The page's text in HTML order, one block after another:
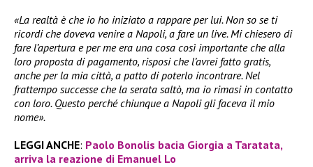
«La realtà è che io ho iniziato a rappare per lui. Non so se ti
ricordi che doveva venire a Napoli, a fare un live. Mi chiesero di
fare l’apertura e per me era una cosa così importante che alla
loro proposta di pagamento, risposi che l’avrei fatto gratis,
anche per la mia città, a patto di poterlo incontrare. Nel
frattempo successe che la serata saltò, ma io rimasi in contatto
con loro. Questo perché chiunque a Napoli gli faceva il mio
nome».
LEGGI ANCHE: Paolo Bonolis bacia Giorgia a Taratata,
arriva la reazione di Emanuel Lo